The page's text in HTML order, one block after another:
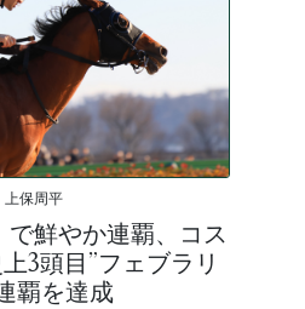
上保周平
で鮮やか連覇、コス
3頭目”フェブラリ
覇を達成